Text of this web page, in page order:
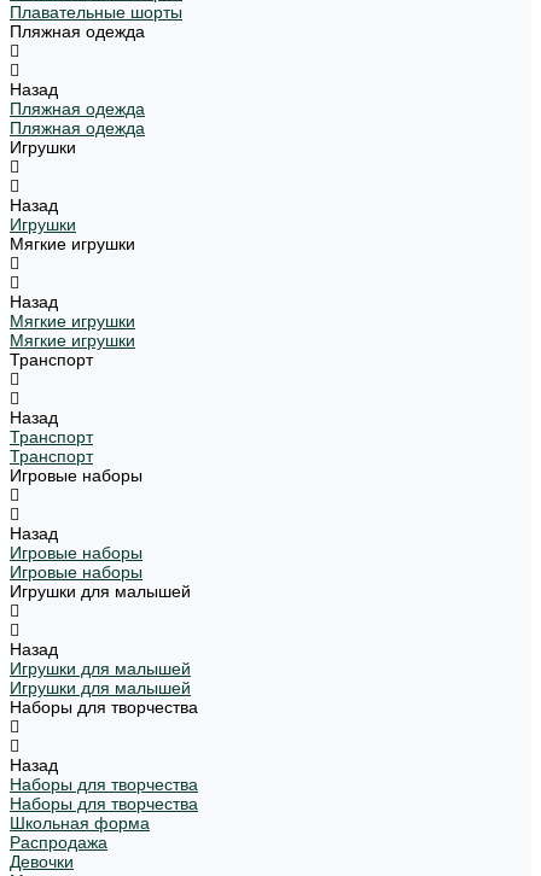
Плавательные шорты
Пляжная одежда
Назад
Пляжная одежда
Пляжная одежда
Игрушки
Назад
Игрушки
Мягкие игрушки
Назад
Мягкие игрушки
Мягкие игрушки
Транспорт
Назад
Транспорт
Транспорт
Игровые наборы
Назад
Игровые наборы
Игровые наборы
Игрушки для малышей
Назад
Игрушки для малышей
Игрушки для малышей
Наборы для творчества
Назад
Наборы для творчества
Наборы для творчества
Школьная форма
Распродажа
Девочки